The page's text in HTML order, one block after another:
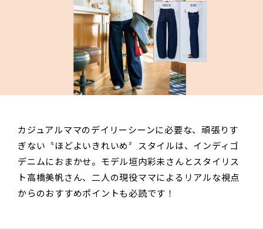
カジュアルママのデイリーシーンに必要な、頑張りす
ぎない〝ほどよいきれいめ〞スタイルは、インディゴ
デニムにおまかせ。モデル垣内彩未さんとスタイリス
ト高橋美帆さん、二人の現役ママによるリアルな視点
からのおすすめポイントも必読です！